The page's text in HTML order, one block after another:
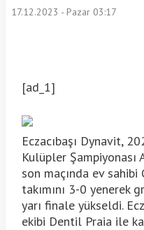
17.12.2023 - Pazar 03:17
[ad_1]
Eczacıbaşı Dynavit,
Kulüpler Şampiyonası
son maçında ev sahibi
takımını 3-0 yenerek
yarı finale yükseldi.
ekibi Dentil Praia ile